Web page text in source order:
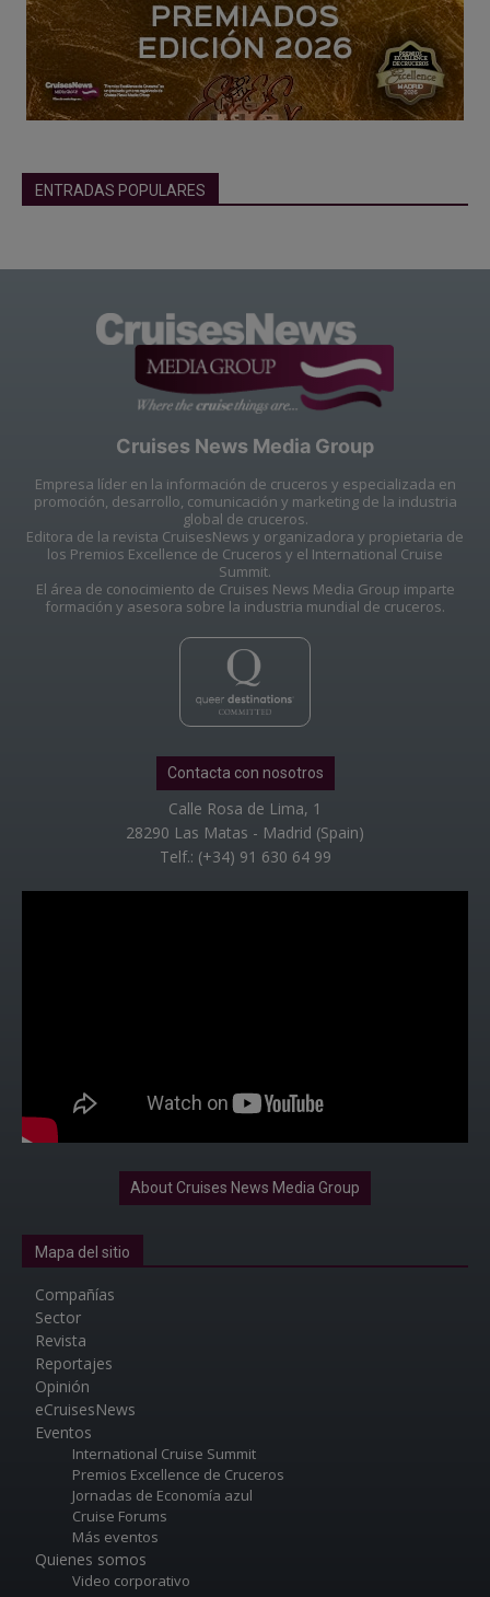
ENTRADAS POPULARES
Cruises News Media Group
Empresa líder en la información de cruceros y especializada en
promoción, desarrollo, comunicación y marketing de la industria
global de cruceros.
Editora de la revista CruisesNews y organizadora y propietaria de
los Premios Excellence de Cruceros y el International Cruise
Summit.
El área de conocimiento de Cruises News Media Group imparte
formación y asesora sobre la industria mundial de cruceros.
Contacta con nosotros
Calle Rosa de Lima, 1
28290 Las Matas - Madrid (Spain)
Telf.: (+34) 91 630 64 99
About Cruises News Media Group
Mapa del sitio
Compañías
Sector
Revista
Reportajes
Opinión
eCruisesNews
Eventos
International Cruise Summit
Premios Excellence de Cruceros
Jornadas de Economía azul
Cruise Forums
Más eventos
Quienes somos
Video corporativo